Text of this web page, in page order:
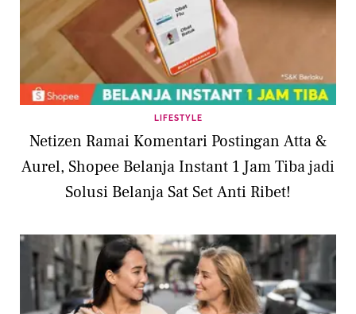
LIFESTYLE
Netizen Ramai Komentari Postingan Atta &
Aurel, Shopee Belanja Instant 1 Jam Tiba jadi
Solusi Belanja Sat Set Anti Ribet!